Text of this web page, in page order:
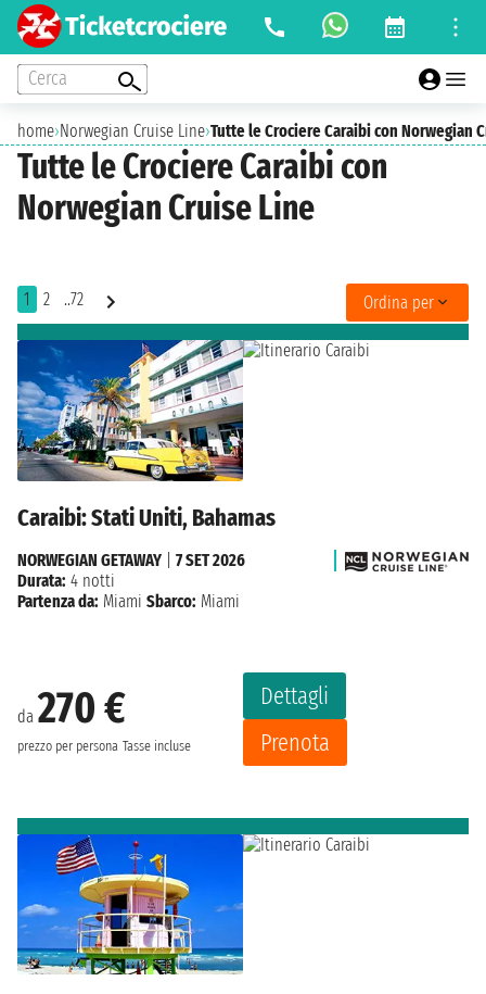
Cerca
home›Norwegian Cruise Line›Tutte le Crociere Caraibi con Norwegian
Tutte le Crociere Caraibi con
Norwegian Cruise Line
1 2 ..72 Ordina per
Caraibi: Stati Uniti, Bahamas
da 270 €
prezzo per persona Tasse incluse
Dettagli
Prenota
NORWEGIAN GETAWAY
7 SET 2026
Durata: 4 notti
Partenza da: Miami Sbarco: Miami